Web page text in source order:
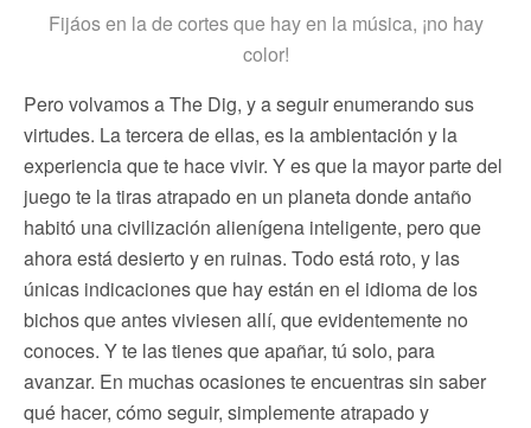
Fijáos en la de cortes que hay en la música, ¡no hay
color!
Pero volvamos a The Dig, y a seguir enumerando sus
virtudes. La tercera de ellas, es la ambientación y la
experiencia que te hace vivir. Y es que la mayor parte del
juego te la tiras atrapado en un planeta donde antaño
habitó una civilización alienígena inteligente, pero que
ahora está desierto y en ruinas. Todo está roto, y las
únicas indicaciones que hay están en el idioma de los
bichos que antes viviesen allí, que evidentemente no
conoces. Y te las tienes que apañar, tú solo, para
avanzar. En muchas ocasiones te encuentras sin saber
qué hacer, cómo seguir, simplemente atrapado y